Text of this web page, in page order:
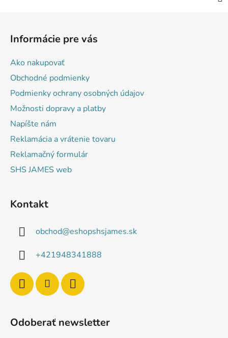
Informácie pre vás
Ako nakupovať
Obchodné podmienky
Podmienky ochrany osobných údajov
Možnosti dopravy a platby
Napíšte nám
Reklamácia a vrátenie tovaru
Reklamačný formulár
SHS JAMES web
Kontakt
obchod@eshopshsjames.sk
+421948341888
Odoberať newsletter